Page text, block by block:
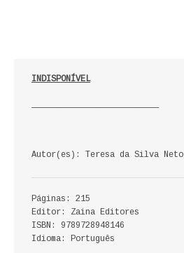
HISTÓRIA DE PORTUGAL
PRÉ-HISTÓRIA
LITERATURA
INDISPONÍVEL
Autor(es): Teresa da Silva Neto
Páginas: 215
Editor: Zaina Editores
ISBN: 9789728948146
Idioma: Português